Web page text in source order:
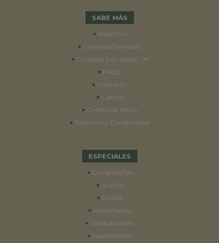
SABE MÁS
• Nosotros
• Coronas Fúnebres
• Comprar por zonas
• FAQS
• Contacto
• Carrito
• Costos de Envío
• Términos y Condiciones
ESPECIALES
• Cumpleaños
• 15 años
• Bodas
• Aniversarios
• Graduaciones
• Nacimientos